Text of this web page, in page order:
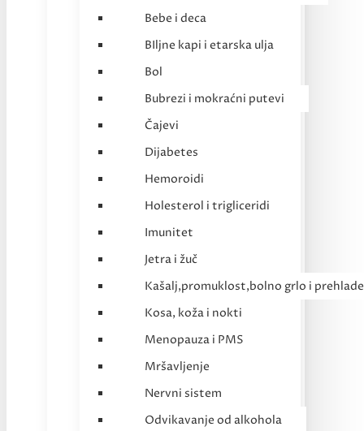
Bebe i deca
BIljne kapi i etarska ulja
Bol
Bubrezi i mokraćni putevi
Čajevi
Dijabetes
Hemoroidi
Holesterol i trigliceridi
Imunitet
Jetra i žuč
Kašalj,promuklost,bolno grlo i prehlade
Kosa, koža i nokti
Menopauza i PMS
Mršavljenje
Nervni sistem
Odvikavanje od alkohola